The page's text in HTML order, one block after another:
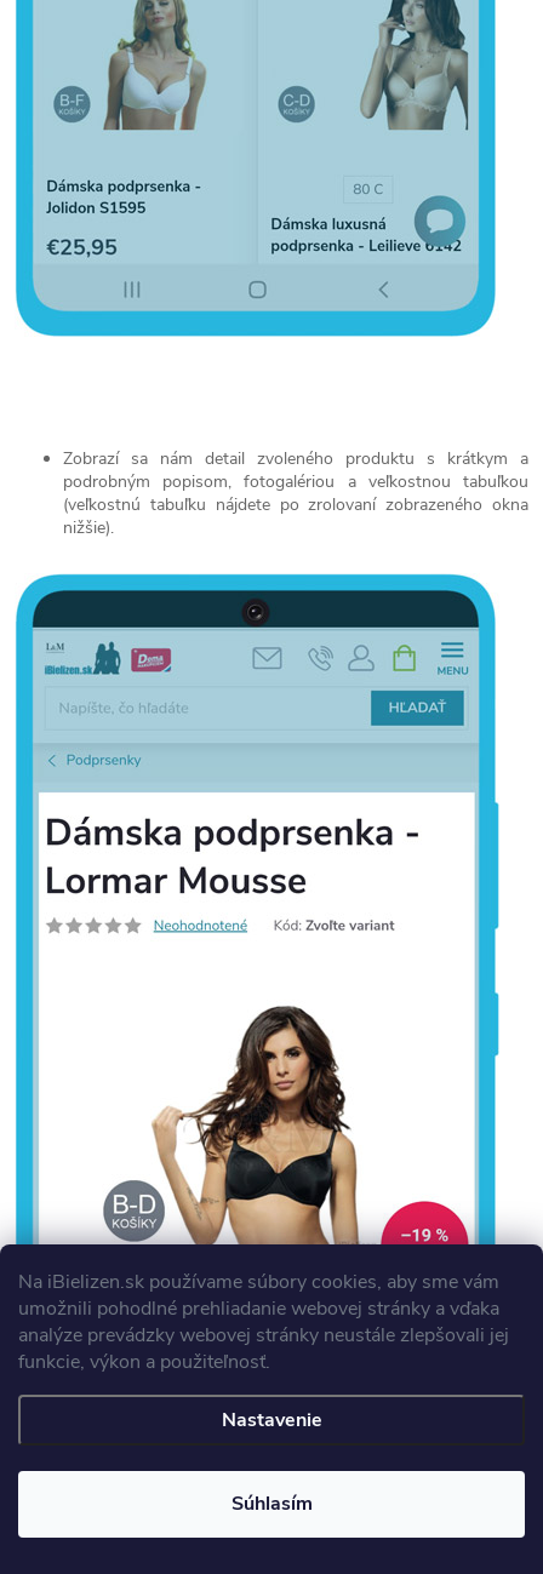
Na iBielizen.sk používame súbory cookies, aby sme vám
umožnili pohodlné prehliadanie webovej stránky a vďaka
analýze prevádzky webovej stránky neustále zlepšovali jej
funkcie, výkon a použiteľnosť.
Nastavenie
Súhlasím
Zobrazí sa nám detail zvoleného produktu s krátkym a
podrobným popisom, fotogalériou a veľkostnou tabuľkou
(veľkostnú tabuľku nájdete po zrolovaní zobrazeného okna
nižšie).